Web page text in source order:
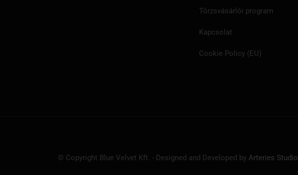
Törzsvásárlói program
Kapcsolat
Cookie Policy (EU)
© Copyright Blue Velvet Kft. - Designed and Developed by Arteries Studio